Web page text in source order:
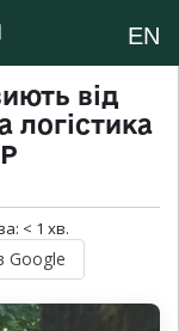
EN
від
логістика
< 1 хв.
Google